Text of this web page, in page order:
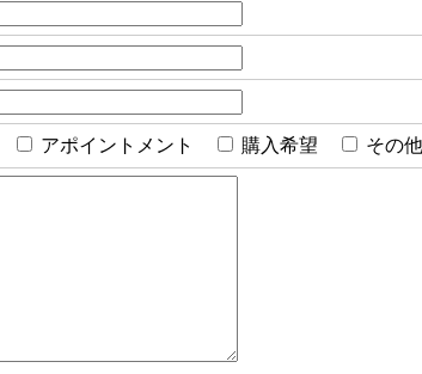
アポイントメント 購入希望 その他